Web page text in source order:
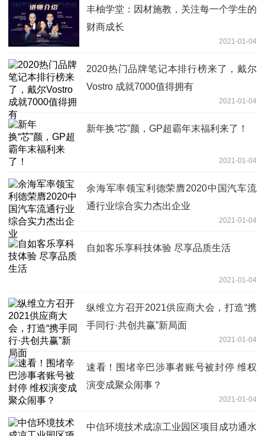
丰柚学堂：因材施教，关注每一个学生的
财商成长
2021-01-04
2020热门品牌笔记本排行榜来了，戴尔
Vostro 成就7000值得拥有
2021-01-04
新年换“芯”颜，GP超霸年末福利来了！
2021-01-04
余海军率领宝利德荣膺2020中国汽车流
通行业综合实力杰出企业
2021-01-04
自如客乐享科技体验 尽享品质生活
2021-01-04
纵维立方召开2021供应商大会，打造“携
手同行·共创共赢”新局面
2021-01-04
速看！围堵辛巴涉事者账号被封停 维权
演变成聚众闹事？
2021-01-04
中信环境技术成凉工业园区项目成功通水